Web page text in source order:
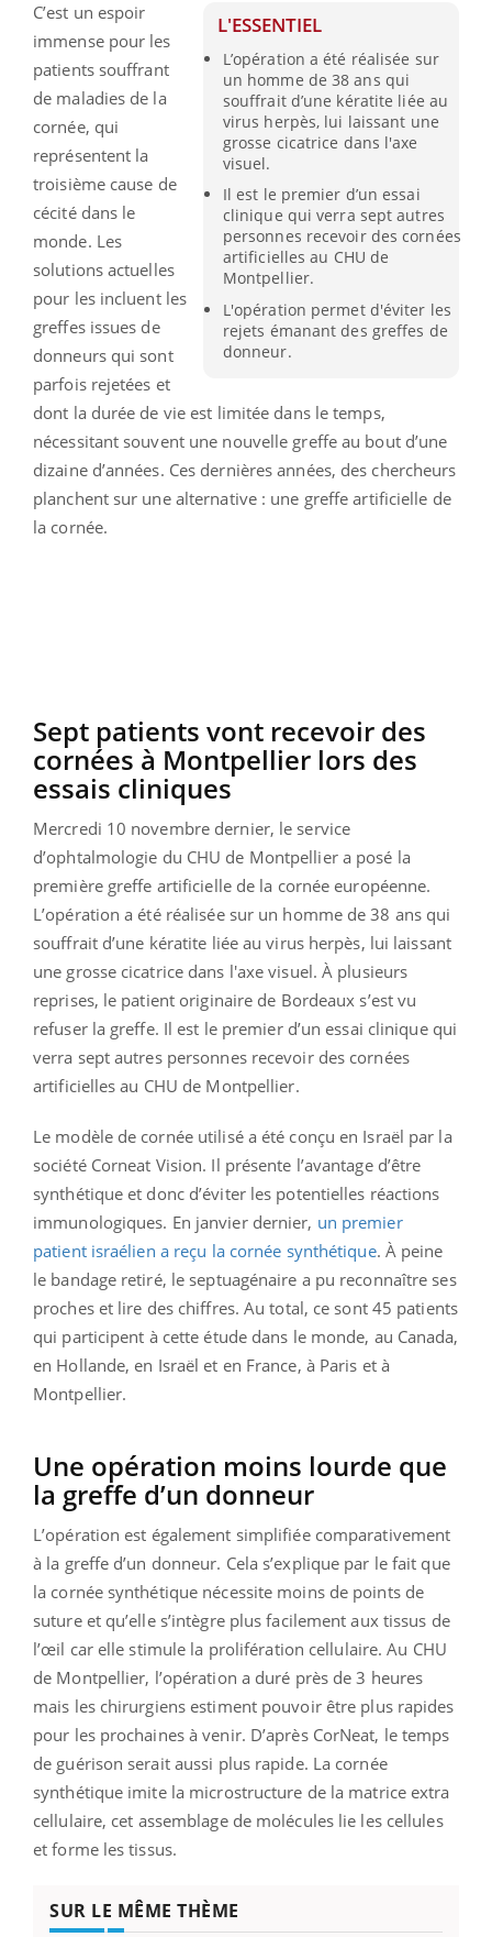
L'ESSENTIEL
L’opération a été réalisée sur
un homme de 38 ans qui
souffrait d’une kératite liée au
virus herpès, lui laissant une
grosse cicatrice dans l'axe
visuel.
Il est le premier d’un essai
clinique qui verra sept autres
personnes recevoir des cornées
artificielles au CHU de
Montpellier.
L'opération permet d'éviter les
rejets émanant des greffes de
donneur.
C’est un espoir
immense pour les
patients souffrant
de maladies de la
cornée, qui
représentent la
troisième cause de
cécité dans le
monde. Les
solutions actuelles
pour les incluent les
greffes issues de
donneurs qui sont
parfois rejetées et
dont la durée de vie est limitée dans le temps,
nécessitant souvent une nouvelle greffe au bout d’une
dizaine d’années. Ces dernières années, des chercheurs
planchent sur une alternative : une greffe artificielle de
la cornée.
Sept patients vont recevoir des
cornées à Montpellier lors des
essais cliniques
Mercredi 10 novembre dernier, le service
d’ophtalmologie du CHU de Montpellier a posé la
première greffe artificielle de la cornée européenne.
L’opération a été réalisée sur un homme de 38 ans qui
souffrait d’une kératite liée au virus herpès, lui laissant
une grosse cicatrice dans l'axe visuel. À plusieurs
reprises, le patient originaire de Bordeaux s’est vu
refuser la greffe. Il est le premier d’un essai clinique qui
verra sept autres personnes recevoir des cornées
artificielles au CHU de Montpellier.
Le modèle de cornée utilisé a été conçu en Israël par la
société Corneat Vision. Il présente l’avantage d’être
synthétique et donc d’éviter les potentielles réactions
immunologiques. En janvier dernier, un premier
patient israélien a reçu la cornée synthétique. À peine
le bandage retiré, le septuagénaire a pu reconnaître ses
proches et lire des chiffres. Au total, ce sont 45 patients
qui participent à cette étude dans le monde, au Canada,
en Hollande, en Israël et en France, à Paris et à
Montpellier.
Une opération moins lourde que
la greffe d’un donneur
L’opération est également simplifiée comparativement
à la greffe d’un donneur. Cela s’explique par le fait que
la cornée synthétique nécessite moins de points de
suture et qu’elle s’intègre plus facilement aux tissus de
l’œil car elle stimule la prolifération cellulaire. Au CHU
de Montpellier, l’opération a duré près de 3 heures
mais les chirurgiens estiment pouvoir être plus rapides
pour les prochaines à venir. D’après CorNeat, le temps
de guérison serait aussi plus rapide. La cornée
synthétique imite la microstructure de la matrice extra
cellulaire, cet assemblage de molécules lie les cellules
et forme les tissus.
SUR LE MÊME THÈME